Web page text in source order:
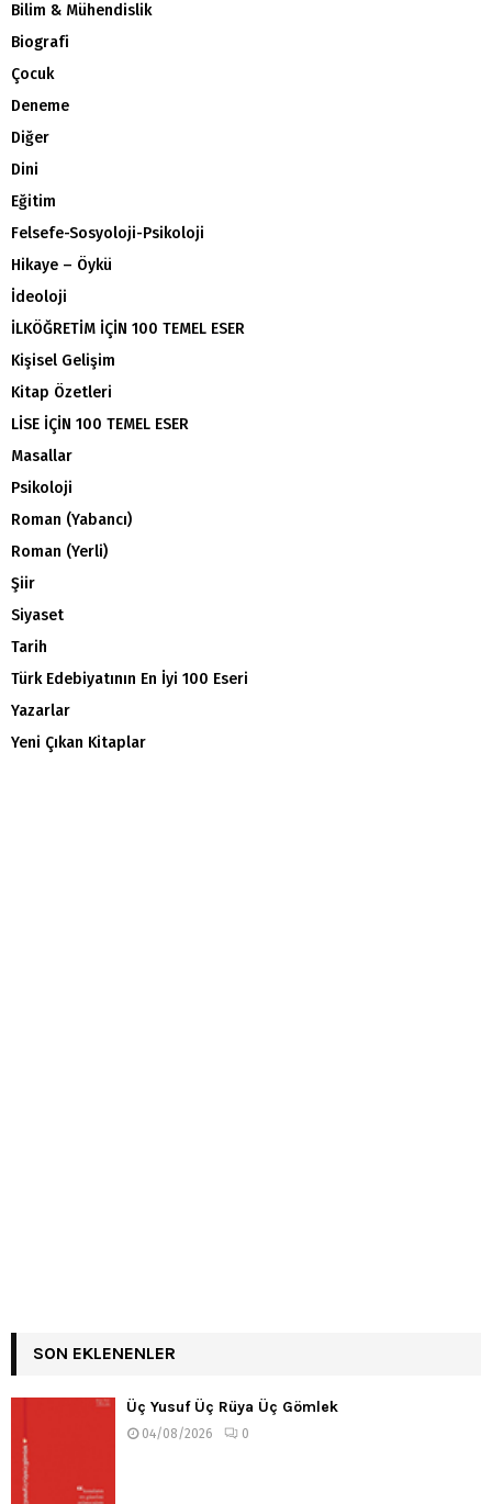
Bilim & Mühendislik
Biografi
Çocuk
Deneme
Diğer
Dini
Eğitim
Felsefe-Sosyoloji-Psikoloji
Hikaye – Öykü
İdeoloji
İLKÖĞRETİM İÇİN 100 TEMEL ESER
Kişisel Gelişim
Kitap Özetleri
LİSE İÇİN 100 TEMEL ESER
Masallar
Psikoloji
Roman (Yabancı)
Roman (Yerli)
Şiir
Siyaset
Tarih
Türk Edebiyatının En İyi 100 Eseri
Yazarlar
Yeni Çıkan Kitaplar
SON EKLENENLER
Üç Yusuf Üç Rüya Üç Gömlek
04/08/2026 0